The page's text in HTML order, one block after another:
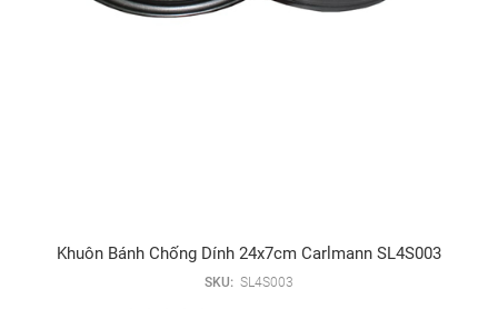
Khuôn Bánh Chống Dính 24x7cm Carlmann SL4S003
SKU: SL4S003